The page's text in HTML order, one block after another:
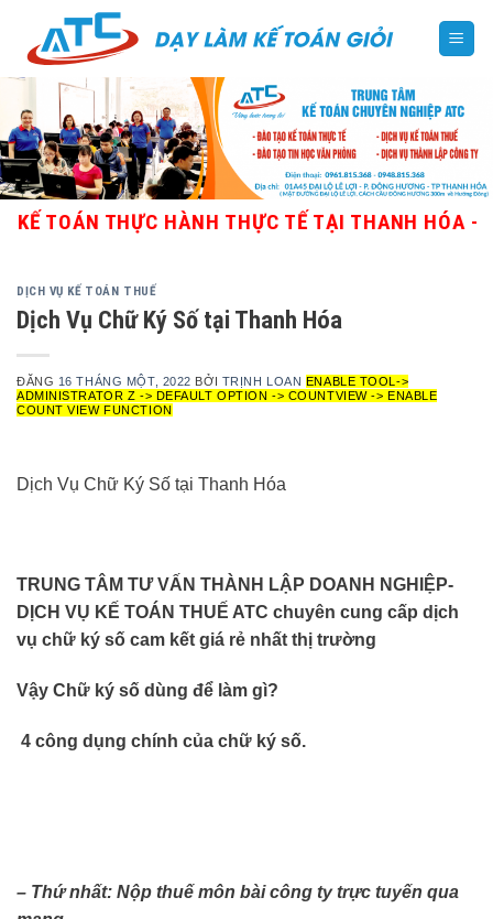
content
THỰC HÀNH THỰC TẾ TẠI THANH HÓA - GIÁO
DỊCH VỤ KẾ TOÁN THUẾ
Dịch Vụ Chữ Ký Số tại Thanh Hóa
ĐĂNG 16 THÁNG MỘT, 2022 BỞI TRỊNH LOAN ENABLE TOOL->
ADMINISTRATOR Z -> DEFAULT OPTION -> COUNTVIEW -> ENABLE
COUNT VIEW FUNCTION
Dịch Vụ Chữ Ký Số tại Thanh Hóa
TRUNG TÂM TƯ VẤN THÀNH LẬP DOANH NGHIỆP-
DỊCH VỤ KẾ TOÁN THUẾ ATC chuyên cung cấp dịch
vụ chữ ký số cam kết giá rẻ nhất thị trường
Vậy Chữ ký số dùng để làm gì?
4 công dụng chính của chữ ký số.
– Thứ nhất: Nộp thuế môn bài công ty trực tuyến qua